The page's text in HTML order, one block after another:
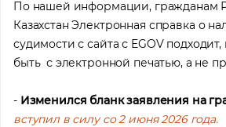
По нашей информации, гражданам
Казахстан Электронная справка о
судимости с сайта с EGOV
быть с электронной печатью, а не
- Изменился бланк заявления на
вступил в силу со 2 июня 2026 года.
Профессия
Местоположение